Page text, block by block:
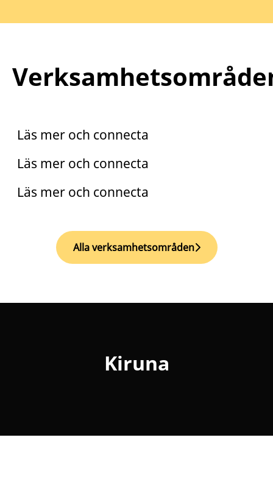
Läs mer och connecta
Läs mer och connecta
Läs mer och connecta
Alla verksamhetsområden
Kiruna